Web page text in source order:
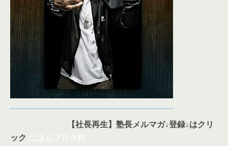
【社長再生】塾長メルマガ↓登録↓はクリ
ック にほんブログ村